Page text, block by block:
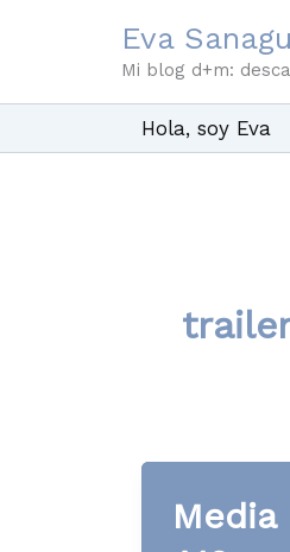
Eva
Mi blog d+m:
Hola, soy Eva
Media